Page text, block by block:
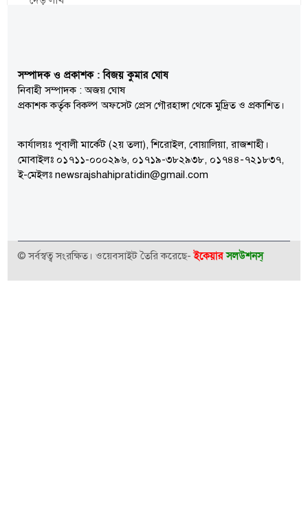
সম্পাদক ও প্রকাশক : বিজয় কুমার ঘোষ
নিবাহী সম্পাদক : অজয় ঘোষ
প্রকাশক কর্তৃক বিকল্প অফসেট প্রেস গৌরহাঙ্গা থেকে মুদ্রিত ও প্রকাশিত।
কার্যালয়ঃ পূবালী মার্কেট (২য় তলা), শিরোইল, বোয়ালিয়া, রাজশাহী।
মোবাইলঃ ০১৭১১-০০০২৯৬, ০১৭১৯-৩৮২৯৩৮, ০১৭৪৪-৭২১৮৩৭,
ই-মেইলঃ newsrajshahipratidin@gmail.com
© সর্বস্বত্ব সংরক্ষিত। ওয়েবসাইট তৈরি করেছে-ইকেয়ার সলউশনস্